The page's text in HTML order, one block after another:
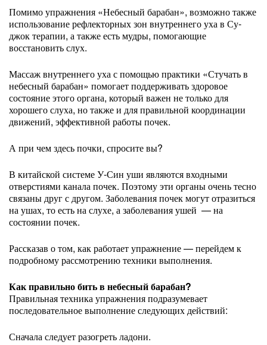
Помимо упражнения «Небесный барабан», возможно также
использование рефлекторных зон внутреннего уха в Су-
джок терапии, а также есть мудры, помогающие
восстановить слух.
Массаж внутреннего уха с помощью практики «Стучать в
небесный барабан» помогает поддерживать здоровое
состояние этого органа, который важен не только для
хорошего слуха, но также и для правильной координации
движений, эффективной работы почек.
А при чем здесь почки, спросите вы?
В китайской системе У-Син уши являются входными
отверстиями канала почек. Поэтому эти органы очень тесно
связаны друг с другом. Заболевания почек могут отразиться
на ушах, то есть на слухе, а заболевания ушей — на
состоянии почек.
Рассказав о том, как работает упражнение — перейдем к
подробному рассмотрению техники выполнения.
Как правильно бить в небесный барабан?
Правильная техника упражнения подразумевает
последовательное выполнение следующих действий:
Сначала следует разогреть ладони.